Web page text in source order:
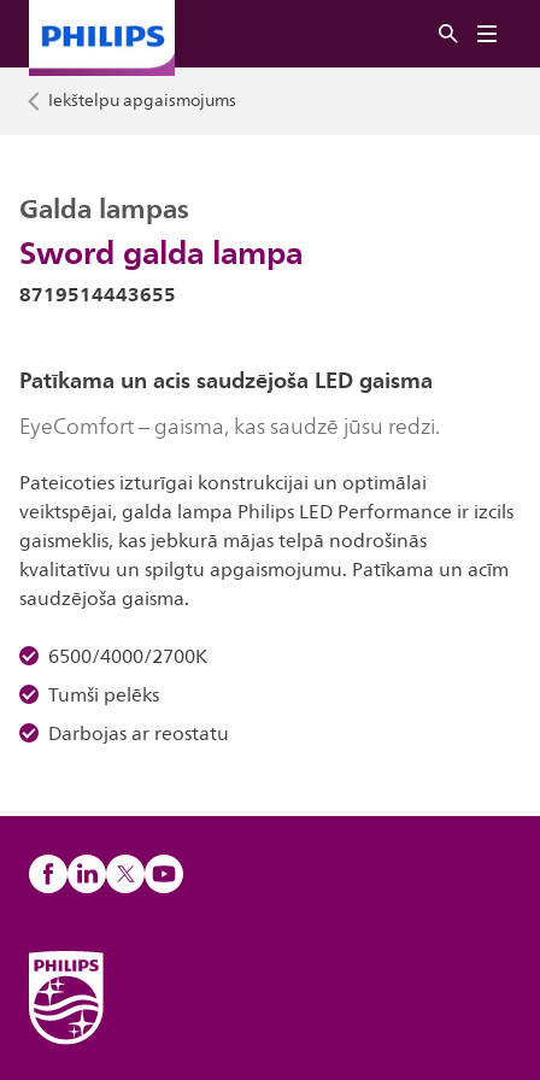
Iekštelpu apgaismojums
Sword galda lampa
Galda lampas
8719514443655
Patīkama un acis saudzējoša LED gaisma
EyeComfort – gaisma, kas saudzē jūsu redzi.
Pateicoties izturīgai konstrukcijai un optimālai
veiktspējai, galda lampa Philips LED Performance ir izcils
gaismeklis, kas jebkurā mājas telpā nodrošinās
kvalitatīvu un spilgtu apgaismojumu. Patīkama un acīm
saudzējoša gaisma.
6500/4000/2700K
Tumši pelēks
Darbojas ar reostatu